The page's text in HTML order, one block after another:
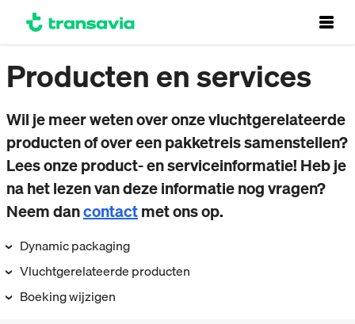
Producten en services
Wil je meer weten over onze vluchtgerelateerde
producten of over een pakketreis samenstellen?
Lees onze product- en serviceinformatie! Heb je
na het lezen van deze informatie nog vragen?
Neem dancontactmet ons op.
Dynamic packaging
Vluchtgerelateerde producten
Boeking wijzigen